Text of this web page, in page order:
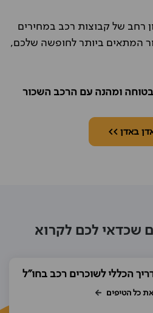
רחב של קבוצות רכב במחירים
המתאים ביותר לחופשה שלכם,
ומהנה עם הרכב השכור
באדן >>
שכדאי לכם לקרוא
הכללי לשוכרים רכב בחו"ל
כל הטיפים